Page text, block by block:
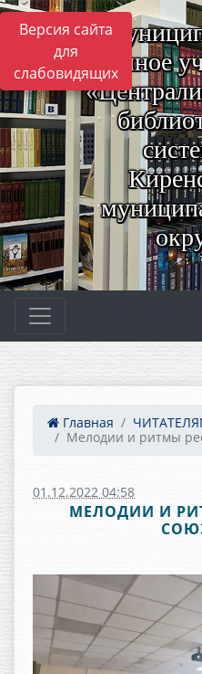
Версия сайта
для
слабовидящихказённое
Главная
Мелодии и ритмы
01.12.2022 04:58
МЕЛОДИИ И